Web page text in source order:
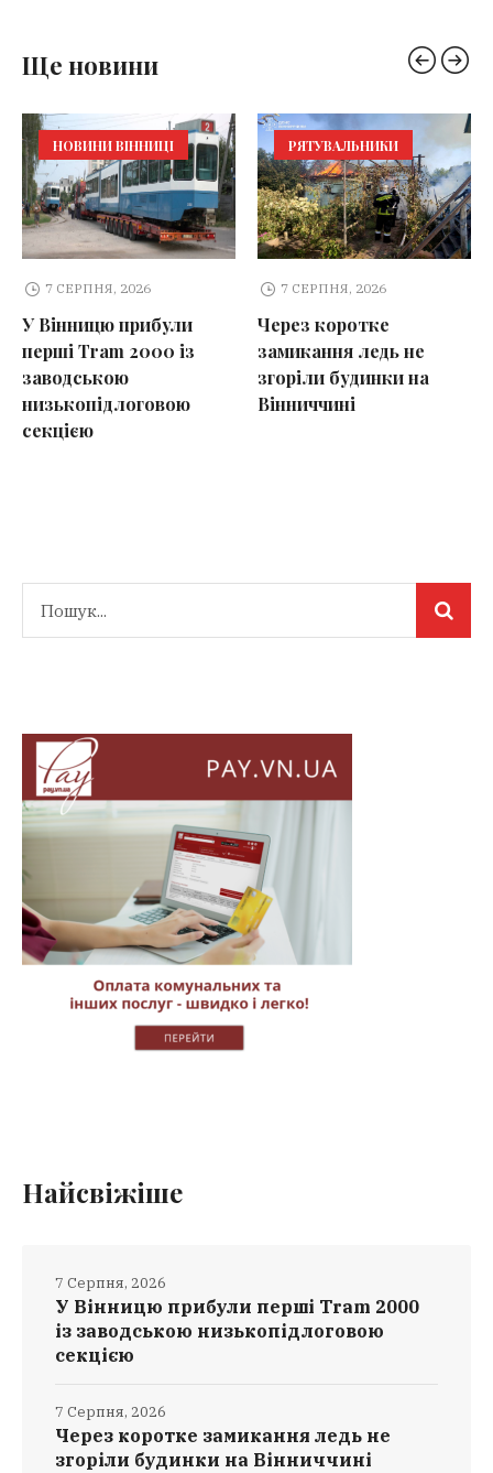
Ще новини
НОВИНИ ВІННИЦІ
7 СЕРПНЯ, 2026
У Вінницю прибули
перші Tram 2000 із
заводською
низькопідлоговою
секцією
РЯТУВАЛЬНИКИ
7 СЕРПНЯ, 2026
Через коротке
замикання ледь не
згоріли будинки на
Вінниччині
Найсвіжіше
У Вінницю прибули перші Tram 2000
із заводською низькопідлоговою
секцією
7 Серпня, 2026
Через коротке замикання ледь не
згоріли будинки на Вінниччині
7 Серпня, 2026